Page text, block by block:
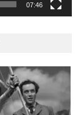
07:46